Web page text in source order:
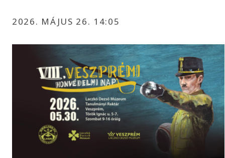
2026. MÁJUS 26. 14:05